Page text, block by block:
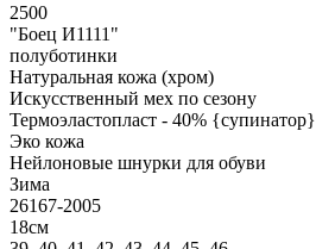
2500
"Боец И1111"
полуботинки
Натуральная кожа (хром)
Искусственный мех по сезону
Термоэластопласт - 40% {супинатор}
Эко кожа
Нейлоновые шнурки для обуви
Зима
26167-2005
18см